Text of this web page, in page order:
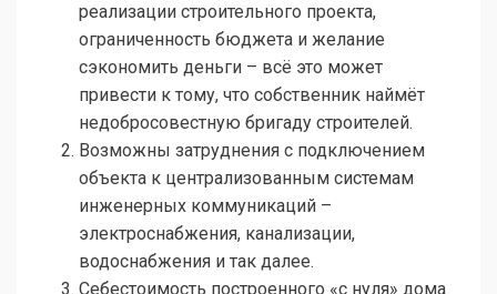
реализации строительного проекта,
ограниченность бюджета и желание
сэкономить деньги – всё это может
привести к тому, что собственник наймёт
недобросовестную бригаду строителей.
Возможны затруднения с подключением
объекта к централизованным системам
инженерных коммуникаций –
электроснабжения, канализации,
водоснабжения и так далее.
Себестоимость построенного «с нуля» дома